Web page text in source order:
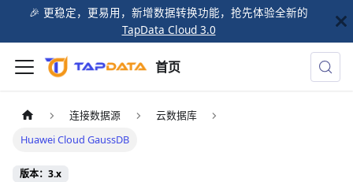
🎉️ 更稳定，更易用，新增数据转换功能，抢先体验全新的
TapData Cloud 3.0
首页
连接数据源
云数据库
Huawei Cloud GaussDB
版本：3.x